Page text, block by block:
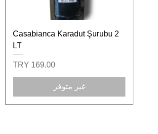
Casabianca Karadut Şurubu 2
LT
السعر
غير متوفر